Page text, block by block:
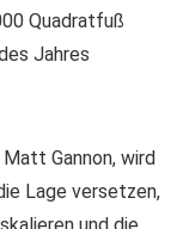
Quadratfuß
Jahres
Gannon, wird
Lage versetzen,
und die